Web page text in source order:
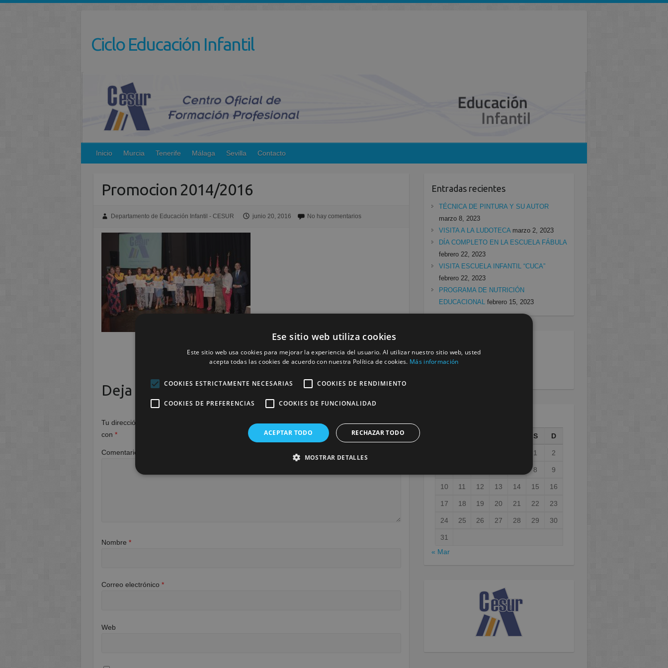
Ciclo Educación Infantil
Inicio Murcia Tenerife Málaga Sevilla Contacto
Promocion 2014/2016
Departamento de Educación Infantil - CESUR junio 20, 2016 No hay comentarios
Siguiente »
Deja una respuesta
Tu dirección de correo electrónico no será publicada. Los campos obligatorios están marcados
con*
Comentario
Nombre*
Correo electrónico*
Web
Entradas recientes
TÉCNICA DE PINTURA Y SU AUTOR
marzo 8, 2023
VISITA A LA LUDOTECA marzo 2, 2023
DÍA COMPLETO EN LA ESCUELA FÁBULA
febrero 22, 2023
VISITA ESCUELA INFANTIL “CUCA”
febrero 22, 2023
PROGRAMA DE NUTRICIÓN
EDUCACIONAL febrero 15, 2023
Murcia(138)
S D
1 2
8 9
10 11 12 13 14 15 16
17 18 19 20 21 22 23
24 25 26 27 28 29 30
31
« Mar
Ese sitio web utiliza cookies
Este sitio web usa cookies para mejorar la experiencia del usuario. Al utilizar nuestro sitio web, usted
acepta todas las cookies de acuerdo con nuestra Política de cookies. Más información
COOKIES ESTRICTAMENTE NECESARIAS COOKIES DE RENDIMIENTO
COOKIES DE PREFERENCIAS COOKIES DE FUNCIONALIDAD
ACEPTAR TODO RECHAZAR TODO
MOSTRAR DETALLES